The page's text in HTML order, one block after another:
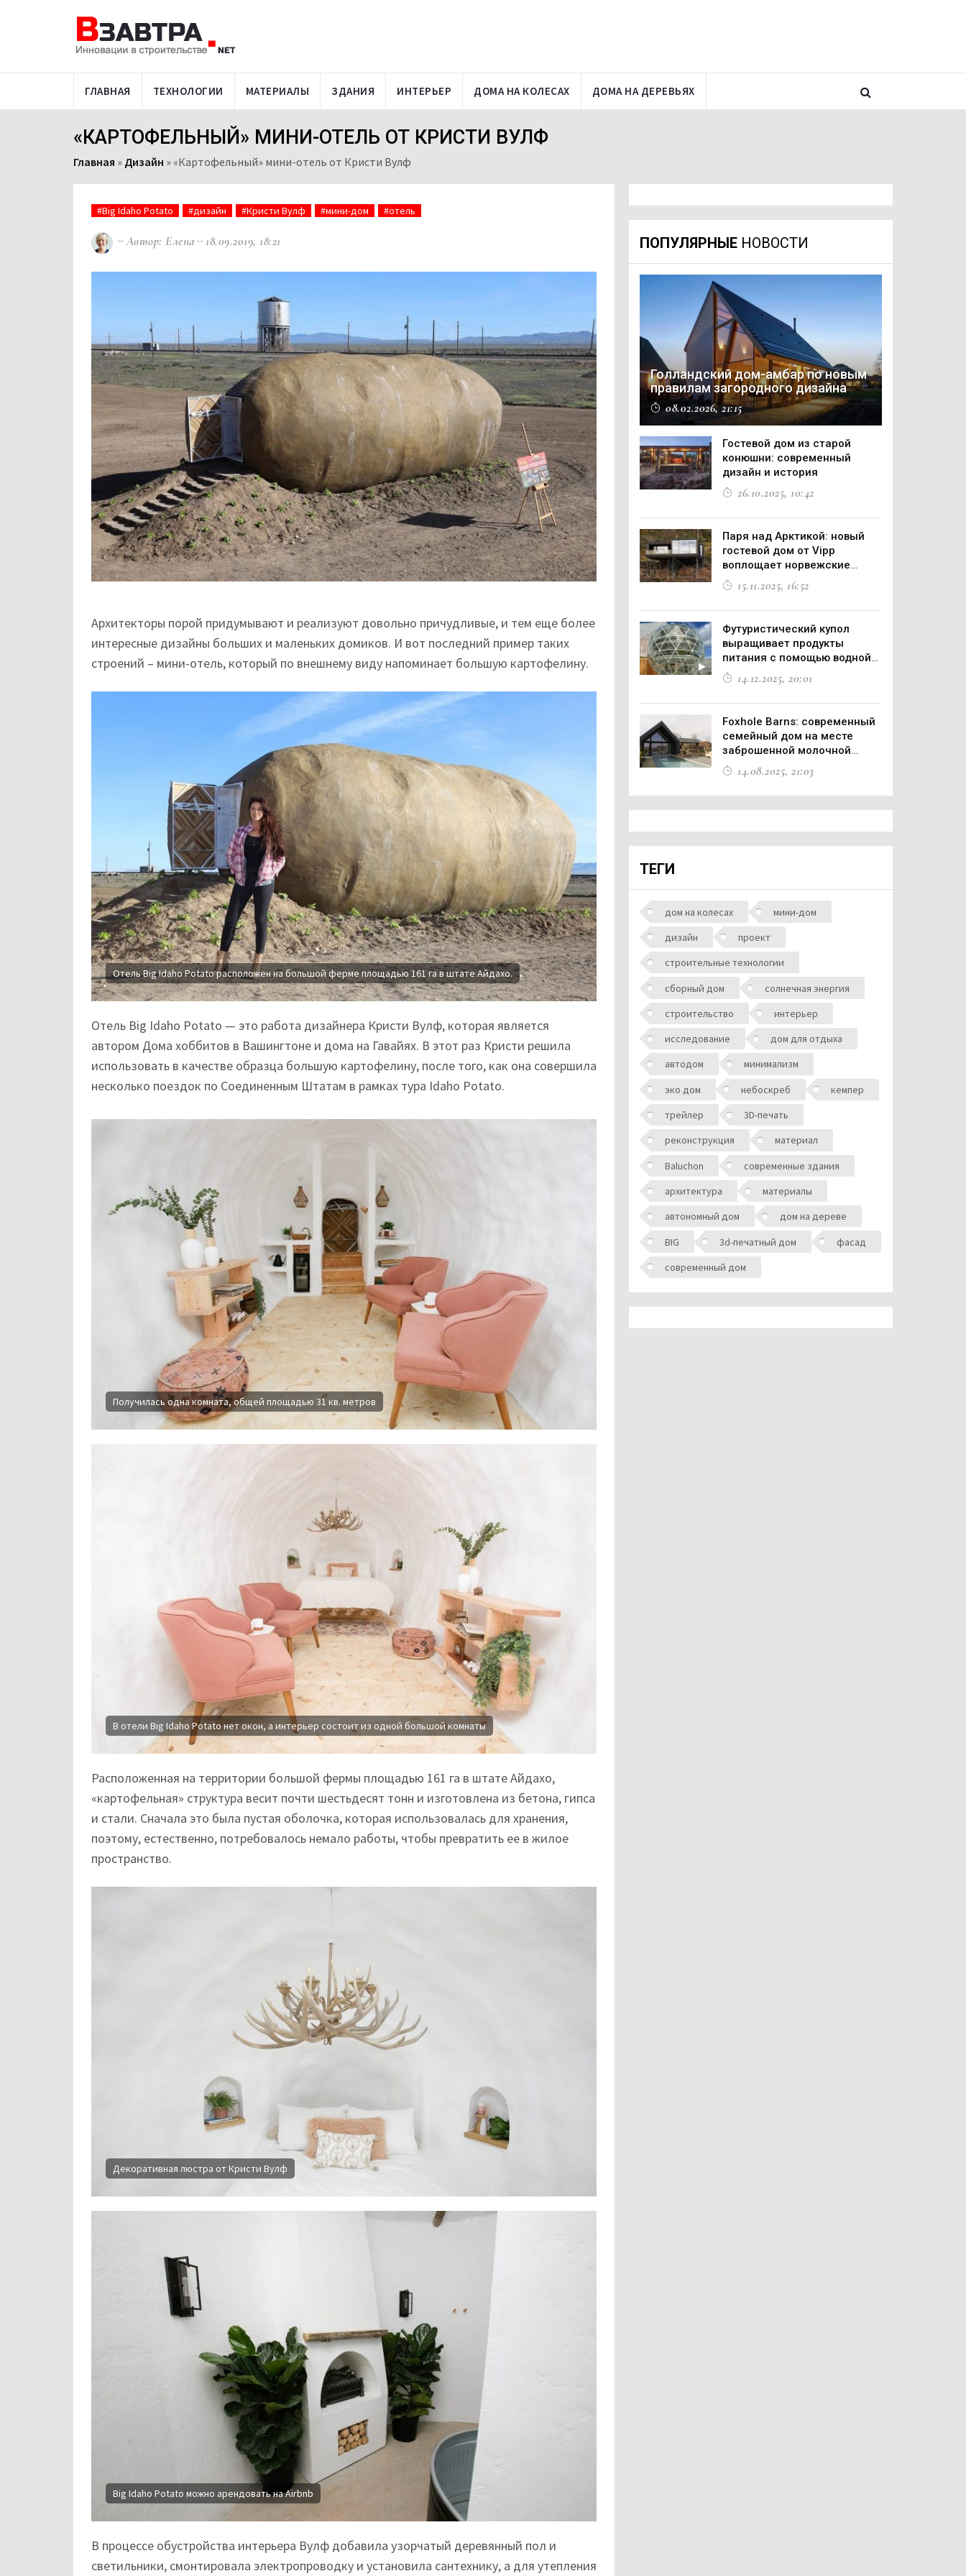
ГЛАВНАЯ ТЕХНОЛОГИИ МАТЕРИАЛЫ ЗДАНИЯ ИНТЕРЬЕР ДОМА НА КОЛЕСАХ ДОМА НА ДЕРЕВЬЯХ
«КАРТОФЕЛЬНЫЙ» МИНИ-ОТЕЛЬ ОТ КРИСТИ ВУЛФ
Главная » Дизайн » «Картофельный» мини-отель от Кристи Вулф
#Big Idaho Potato #дизайн #Кристи Вулф #мини-дом #отель
Автор: Елена 18.09.2019, 18:21
Архитекторы порой придумывают и реализуют довольно причудливые, и тем еще более
интересные дизайны больших и маленьких домиков. И вот последний пример таких
строений – мини-отель, который по внешнему виду напоминает большую картофелину.
Отель Big Idaho Potato расположен на большой ферме площадью 161 га в штате Айдахо.
Отель Big Idaho Potato — это работа дизайнера Кристи Вулф, которая является
автором Дома хоббитов в Вашингтоне и дома на Гавайях. В этот раз Кристи решила
использовать в качестве образца большую картофелину, после того, как она совершила
несколько поездок по Соединенным Штатам в рамках тура Idaho Potato.
Получилась одна комната, общей площадью 31 кв. метров
В отели Big Idaho Potato нет окон, а интерьер состоит из одной большой комнаты
Расположенная на территории большой фермы площадью 161 га в штате Айдахо,
«картофельная» структура весит почти шестьдесят тонн и изготовлена из бетона, гипса
и стали. Сначала это была пустая оболочка, которая использовалась для хранения,
поэтому, естественно, потребовалось немало работы, чтобы превратить ее в жилое
пространство.
Декоративная люстра от Кристи Вулф
Big Idaho Potato можно арендовать на Airbnb
В процессе обустройства интерьера Вулф добавила узорчатый деревянный пол и
светильники, смонтировала электропроводку и установила сантехнику, а для утепления
ПОПУЛЯРНЫЕ НОВОСТИ
Голландский дом-амбар по новым
правилам загородного дизайна
08.02.2026, 21:15
Гостевой дом из старой
конюшни: современный
дизайн и история
26.10.2025, 10:42
Паря над Арктикой: новый
гостевой дом от Vipp
воплощает норвежские
рыболовные традиции
15.11.2025, 16:52
Футуристический купол
выращивает продукты
питания с помощью водной
фауны14.12.2025, 20:01
Foxhole Barns: современный
семейный дом на месте
заброшенной молочной
фермы
14.08.2025, 21:03
ТЕГИ
дом на колесах
мини-дом
дизайн
проект
строительные технологии
сборный дом
солнечная энергия
строительство
интерьер
исследование
дом для отдыха
автодом
минимализм
эко дом
небоскреб
кемпер
трейлер
3D-печать
реконструкция
материал
Baluchon
современные здания
архитектура
материалы
автономный дом
дом на дереве
BIG
3d-печатный дом
фасад
современный дом